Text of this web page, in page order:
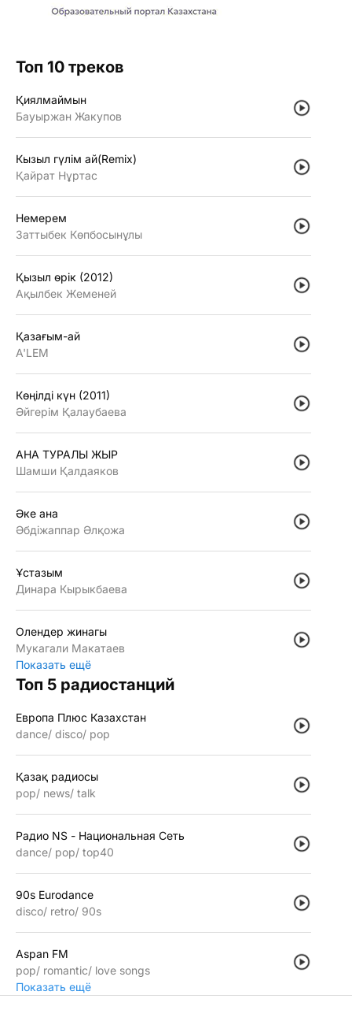
Топ 10 треков
Қиялмаймын
Бауыржан Жакупов
Кызыл гүлiм ай(Remix)
Қайрат Нұртас
Немерем
Заттыбек Көпбосынұлы
Қызыл өрiк (2012)
Ақылбек Жеменей
Қазағым-ай
A'LEM
Көңiлдi күн (2011)
Әйгерiм Қалаубаева
АНА ТУРАЛЫ ЖЫР
Шамши Қалдаяков
Әке ана
Әбдiжаппар Әлқожа
Ұстазым
Динара Кырыкбаева
Олендер жинагы
Мукагали Макатаев
Показать ещё
Топ 5 радиостанций
Европа Плюс Казахстан
dance disco pop
Қазақ радиосы
pop
news talk
Радио NS - Национальная Сеть
dance pop top40
90s Eurodance
disco retro 90s
Aspan FM
pop
romantic
love songs
Показать ещё